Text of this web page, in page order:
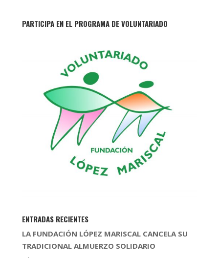
PARTICIPA EN EL PROGRAMA DE VOLUNTARIADO
ENTRADAS RECIENTES
LA FUNDACIÓN LÓPEZ MARISCAL CANCELA SU
TRADICIONAL ALMUERZO SOLIDARIO